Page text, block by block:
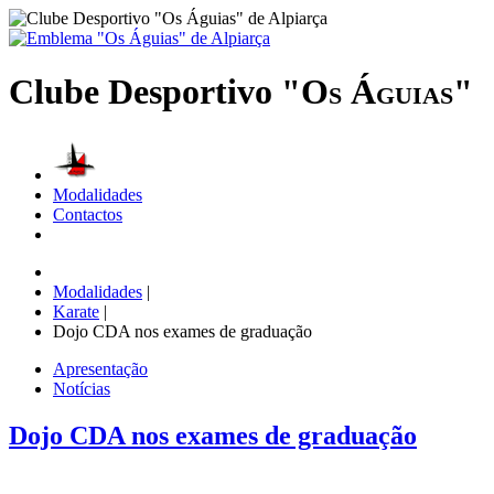
Clube Desportivo "Os Águias"
Modalidades
Contactos
Modalidades |
Karate |
Dojo CDA nos exames de graduação
Apresentação
Notícias
Dojo CDA nos exames de graduação